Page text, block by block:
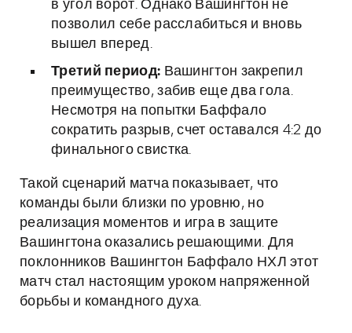
в угол ворот. Однако Вашингтон не
позволил себе расслабиться и вновь
вышел вперед.
Третий период: Вашингтон закрепил
преимущество, забив еще два гола.
Несмотря на попытки Баффало
сократить разрыв, счет оставался 4:2 до
финального свистка.
Такой сценарий матча показывает, что
команды были близки по уровню, но
реализация моментов и игра в защите
Вашингтона оказались решающими. Для
поклонников Вашингтон Баффало НХЛ этот
матч стал настоящим уроком напряженной
борьбы и командного духа.